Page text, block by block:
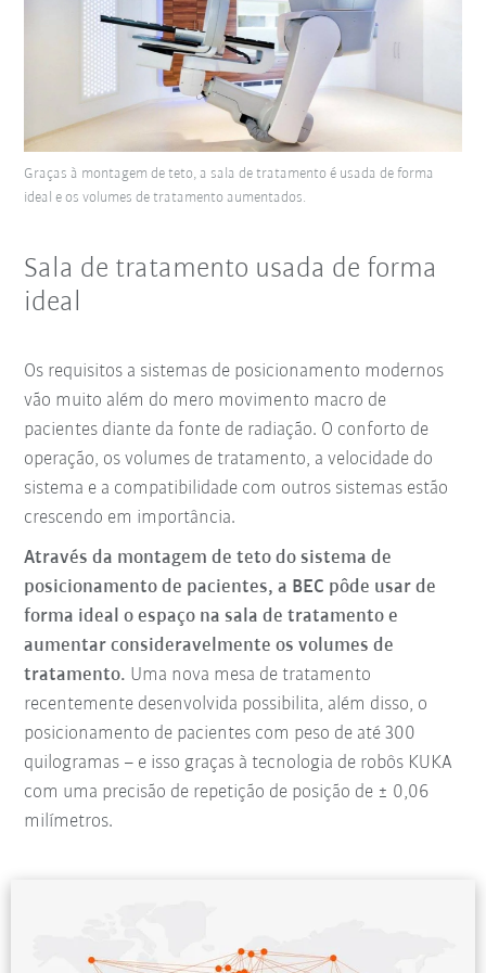
Graças à montagem de teto, a sala de tratamento é usada de forma
ideal e os volumes de tratamento aumentados.
Sala de tratamento usada de forma
ideal
Os requisitos a sistemas de posicionamento modernos
vão muito além do mero movimento macro de
pacientes diante da fonte de radiação. O conforto de
operação, os volumes de tratamento, a velocidade do
sistema e a compatibilidade com outros sistemas estão
crescendo em importância.
Através da montagem de teto do sistema de
posicionamento de pacientes, a BEC pôde usar de
forma ideal o espaço na sala de tratamento e
aumentar consideravelmente os volumes de
tratamento. Uma nova mesa de tratamento
recentemente desenvolvida possibilita, além disso, o
posicionamento de pacientes com peso de até 300
quilogramas – e isso graças à tecnologia de robôs KUKA
com uma precisão de repetição de posição de ± 0,06
milímetros.